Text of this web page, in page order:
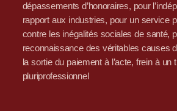
dépassements d’honoraires, pour
rapport aux industries, pour un service
contre les inégalités sociales de santé,
reconnaissance des véritables causes
la sortie du paiement à l’acte, frein à un
pluriprofessionnel